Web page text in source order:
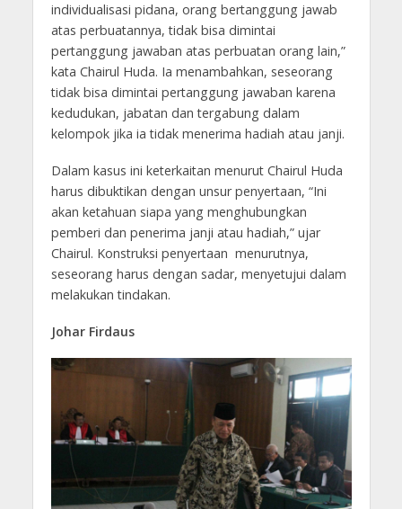
individualisasi pidana, orang bertanggung jawab
atas perbuatannya, tidak bisa dimintai
pertanggung jawaban atas perbuatan orang lain,”
kata Chairul Huda. Ia menambahkan, seseorang
tidak bisa dimintai pertanggung jawaban karena
kedudukan, jabatan dan tergabung dalam
kelompok jika ia tidak menerima hadiah atau janji.
Dalam kasus ini keterkaitan menurut Chairul Huda
harus dibuktikan dengan unsur penyertaan, “Ini
akan ketahuan siapa yang menghubungkan
pemberi dan penerima janji atau hadiah,” ujar
Chairul. Konstruksi penyertaan menurutnya,
seseorang harus dengan sadar, menyetujui dalam
melakukan tindakan.
Johar Firdaus